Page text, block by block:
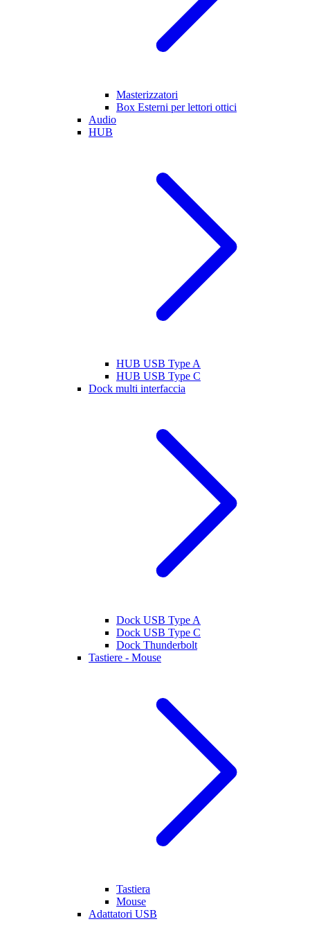
Masterizzatori
Box Esterni per lettori ottici
Audio
HUB
HUB USB Type A
HUB USB Type C
Dock multi interfaccia
Dock USB Type A
Dock USB Type C
Dock Thunderbolt
Tastiere - Mouse
Tastiera
Mouse
Adattatori USB